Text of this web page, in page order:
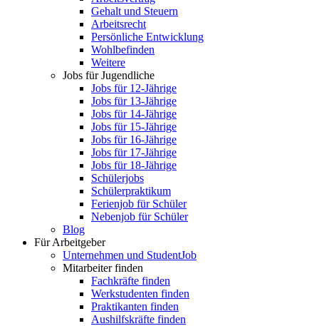
Gehalt und Steuern
Arbeitsrecht
Persönliche Entwicklung
Wohlbefinden
Weitere
Jobs für Jugendliche
Jobs für 12-Jährige
Jobs für 13-Jährige
Jobs für 14-Jährige
Jobs für 15-Jährige
Jobs für 16-Jährige
Jobs für 17-Jährige
Jobs für 18-Jährige
Schülerjobs
Schülerpraktikum
Ferienjob für Schüler
Nebenjob für Schüler
Blog
Für Arbeitgeber
Unternehmen und StudentJob
Mitarbeiter finden
Fachkräfte finden
Werkstudenten finden
Praktikanten finden
Aushilfskräfte finden